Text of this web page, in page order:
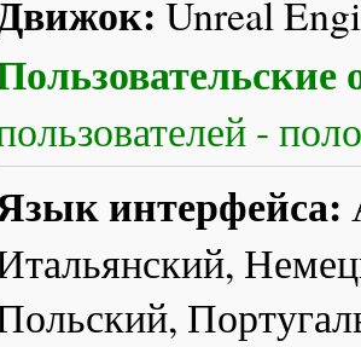
Unreal
-
интерфейса: